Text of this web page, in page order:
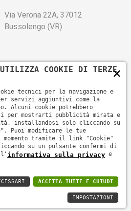
Via Verona 22A, 37012
Bussolengo (VR)
351 7010115
segreteria@fenoop.it
.Informativa sulla privacy
×
UTILIZZA COOKIE DI TERZE
tecnici per la navigazione e
servizi aggiuntivi come la
Alcuni cookie potrebbero
per mostrarti pubblicità mirata e
installandosi solo cliccando su
Puoi modificare le tue
tramite il link "Cookie"
su un pulsante confermi di
l' informativa sulla privacy e
ACCETTA TUTTI E CHIUDI
IMPOSTAZIONI